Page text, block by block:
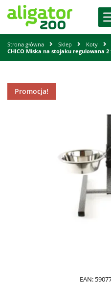
Strona główna Sklep Koty
CHICO Miska na stojaku regulowana 2
Promocja!
EAN: